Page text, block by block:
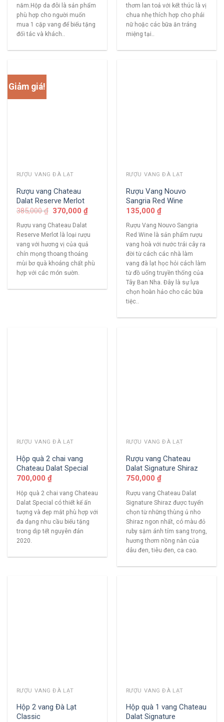
năm.Hộp da đôi là sản phẩm
phù hợp cho người muốn
mua 1 cặp vang để biếu tặng
đối tác và khách..
thơm lan toả với kết thúc là vị
chua nhẹ thích hợp cho phái
nữ hoặc các bữa ăn tráng
miệng tại..
Giảm giá!
RƯỢU VANG ĐÀ LẠT
Rượu vang Chateau
Dalat Reserve Merlot
385,000₫ 370,000₫
Rượu vang Chateau Dalat
Reserve Merlot là loại rượu
vang với hương vị của quả
chín mọng thoang thoảng
mùi bơ quà khoáng chất phù
hợp với các món sườn.
RƯỢU VANG ĐÀ LẠT
Rượu Vang Nouvo
Sangria Red Wine
135,000 ₫
Rượu Vang Nouvo Sangria
Red Wine là sản phẩm rượu
vang hoà với nước trái cây ra
đời từ cách các nhà làm
vang đà lạt học hỏi cách làm
từ đồ uống truyền thống của
Tây Ban Nha. Đây là sự lựa
chọn hoàn hảo cho các bữa
tiệc..
RƯỢU VANG ĐÀ LẠT
Hộp quà 2 chai vang
Chateau Dalat Special
700,000 ₫
Hộp quà 2 chai vang Chateau
Dalat Special có thiết kế ấn
tượng và đẹp mắt phù hợp với
đa dạng nhu cầu biếu tặng
trong dịp tết nguyên đán
2020.
RƯỢU VANG ĐÀ LẠT
Rượu vang Chateau
Dalat Signature Shiraz
750,000 ₫
Rượu vang Chateau Dalat
Signature Shiraz được tuyển
chọn từ những thùng ủ nho
Shiraz ngon nhất, có màu đỏ
ruby sậm ánh tím sang trọng,
hương thơm nồng nàn của
dâu đen, tiêu đen, ca cao.
RƯỢU VANG ĐÀ LẠT
Hộp 2 vang Đà Lạt
Classic
RƯỢU VANG ĐÀ LẠT
Hộp quà 1 vang Chateau
Dalat Signature